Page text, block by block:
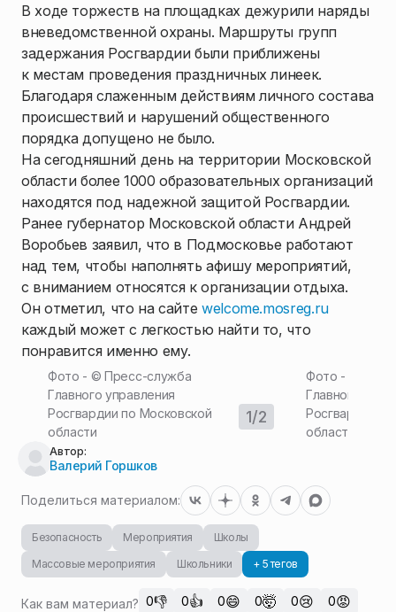
В ходе торжеств на площадках дежурили наряды
вневедомственной охраны. Маршруты групп
задержания Росгвардии были приближены
к местам проведения праздничных линеек.
Благодаря слаженным действиям личного состава
происшествий и нарушений общественного
порядка допущено не было.
На сегодняшний день на территории Московской
области более 1000 образовательных организаций
находятся под надежной защитой Росгвардии.
Ранее губернатор Московской области Андрей
Воробьев заявил, что в Подмосковье работают
над тем, чтобы наполнять афишу мероприятий,
с вниманием относятся к организации отдыха.
Он отметил, что на сайте welcome.mosreg.ru
каждый может с легкостью найти то, что
понравится именно ему.
Фото - ©Пресс-служба
Главного управления
Росгвардии по Московской
области
Фото - ©
Главного
Росгвардии
области
1/2
Автор:
Валерий Горшков
Поделиться материалом:
Безопасность Мероприятия
Школы
Массовые мероприятия
Школьники + 5 тегов
Как вам материал? 0👎 0👍 0😄 0🤯 0😢 0😡